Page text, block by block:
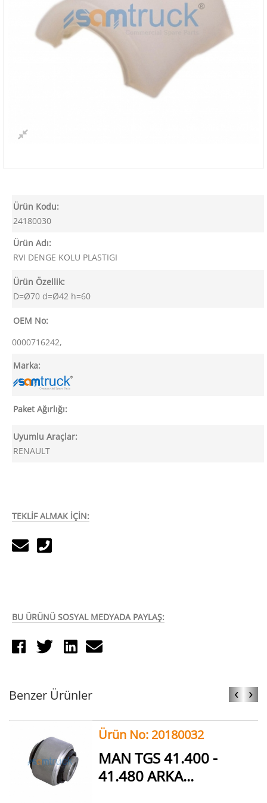
Ürün Kodu:
24180030
Ürün Adı:
RVI DENGE KOLU PLASTIGI
Ürün Özellik:
D=Ø70 d=Ø42 h=60
OEM No:
0000716242,
Marka:
Paket Ağırlığı:
Uyumlu Araçlar:
RENAULT
TEKLİF ALMAK İÇİN:
BU ÜRÜNÜ SOSYAL MEDYADA PAYLAŞ:
Benzer Ürünler ‹ ›
Ürün No: 20180032
MAN TGS 41.400 -
41.480 ARKA...